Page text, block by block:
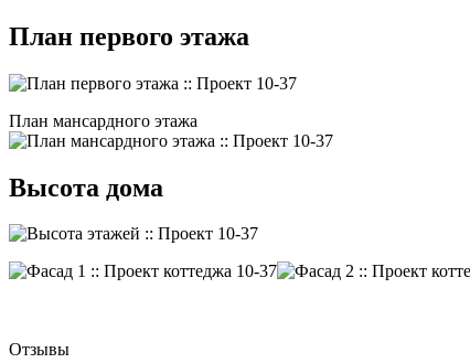
План первого этажа
План мансардного этажа
Высота дома
Отзывы